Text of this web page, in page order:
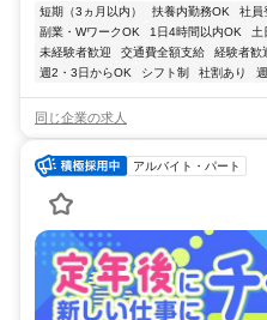
短期（3ヵ月以内） 扶養内勤務OK 社員
副業・WワークOK
1日4時間以内OK 土
未経験者歓迎
交通費全額支給 経験者歓
週2・3日からOK
シフト制 社割あり
同じ企業の求人
アルバイト・パート